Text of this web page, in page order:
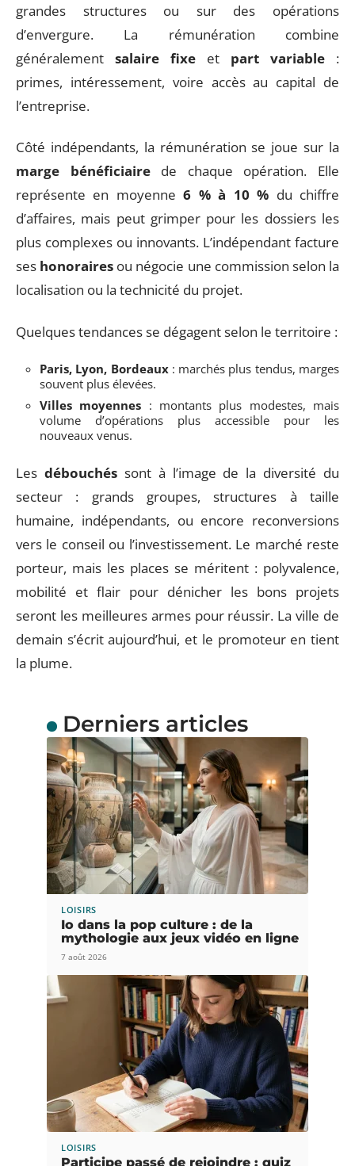
grandes structures ou sur des opérations
d’envergure. La rémunération combine
généralement salaire fixe et part variable :
primes, intéressement, voire accès au capital de
l’entreprise.
Côté indépendants, la rémunération se joue sur la
marge bénéficiairede chaque opération. Elle
représente en moyenne6 % à 10 % du chiffre
d’affaires, mais peut grimper pour les dossiers les
plus complexes ou innovants. L’indépendant facture
ses honoraires ou négocie une commission selon la
localisation ou la technicité du projet.
Quelques tendances se dégagent selon le territoire :
Paris, Lyon, Bordeaux: marchés plus tendus, marges
souvent plus élevées.
Villes moyennes : montants plus modestes, mais
volume d’opérations plus accessible pour les
nouveaux venus.
Les débouchéssont à l’image de la diversité du
secteur : grands groupes, structures à taille
humaine, indépendants, ou encore reconversions
vers le conseil ou l’investissement. Le marché reste
porteur, mais les places se méritent : polyvalence,
mobilité et flair pour dénicher les bons projets
seront les meilleures armes pour réussir. La ville de
demain s’écrit aujourd’hui, et le promoteur en tient
la plume.
Derniers articles
LOISIRS
Io dans la pop culture : de la
mythologie aux jeux vidéo en ligne
7 août 2026
LOISIRS
Participe passé de rejoindre : quiz